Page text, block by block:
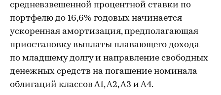
средневзвешенной процентной ставки по
портфелю до 16,6% годовых начинается
ускоренная амортизация, предполагающая
приостановку выплаты плавающего дохода
по младшему долгу и направление свободных
денежных средств на погашение номинала
облигаций классов А1, А2, А3 и А4.